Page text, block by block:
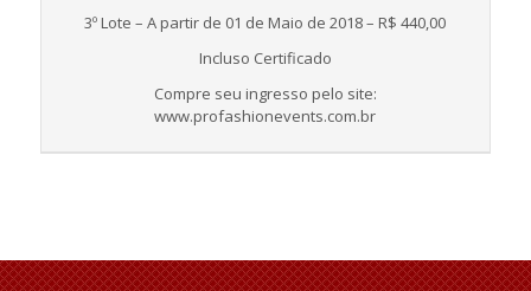
3º Lote – A partir de 01 de Maio de 2018 – R$ 440,00
Incluso Certificado
Compre seu ingresso pelo site:
www.profashionevents.com.br